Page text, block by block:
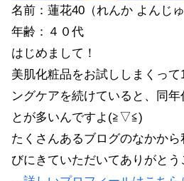
名前：蓮花40（れんか よんじゅ
年齢：４０代
はじめまして！
美肌化粧品をお試ししまくっ
ングケアを続けていると、同
とが多いんですよ(≧▽≦)
たくさんあるブログのなかか
びにきていただいてありがとう